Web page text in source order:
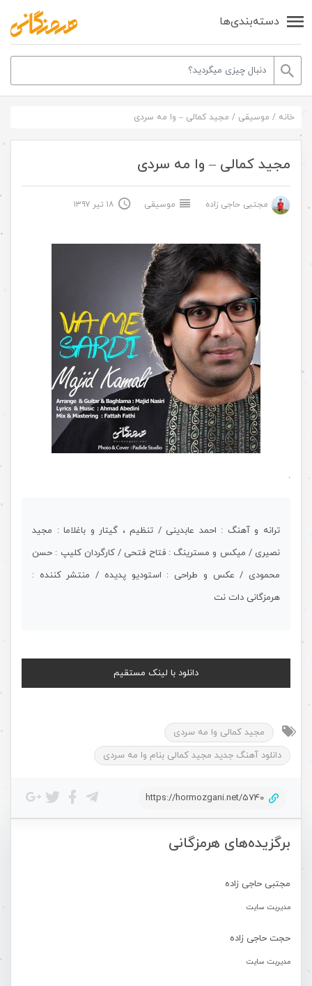
دسته‌بندی‌ها
برگزیده‌های هرمزگانی
مجتبی حاجی زاده
مدیریت سایت
حجت حاجی زاده
مدیریت سایت
خانه / موسیقی / مجید کمالی – وا مه سردی
مجید کمالی – وا مه سردی
مجتبی حاجی زاده موسیقی ۱۸ تیر ۱۳۹۷
.
ترانه و آهنگ : احمد عابدینی / تنظیم ، گیتار و باغلاما : مجید
نصیری / میکس و مسترینگ : فتاح فتحی / کارگردان کلیپ : حسن
محمودی / عکس و طراحی : استودیو پدیده / منتشر کننده :
هرمزگانی دات نت
دانلود با لینک مستقیم
مجید کمالی وا مه سردی
دانلود آهنگ جدید مجید کمالی بنام وا مه سردی
https://hormozgani.net/5740